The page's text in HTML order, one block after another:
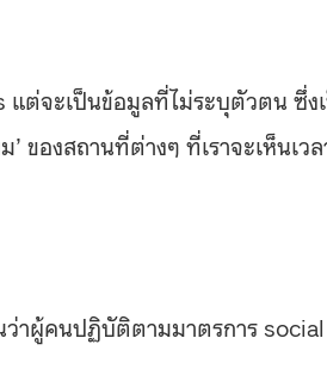
แต่จะเป็นข้อมูลที่ไม่ระบุตัวตน ซึ่ง
ของสถานที่ต่างๆ ที่เราจะเห็นเว
นว่าผู้คนปฏิบัติตามมาตรการ